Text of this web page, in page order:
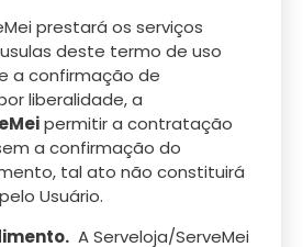
prestará os serviços
deste termo de uso
a confirmação de
liberalidade, a
permitir a contratação
a confirmação do
tal ato não constituirá
Usuário.
A Serveloja/ServeMei